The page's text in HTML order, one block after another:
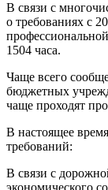
В связи с
о требованиях с
1504 часа.
Чаще всего
бюджетных
чаще проходят
В настоящее
требований:
В связи с